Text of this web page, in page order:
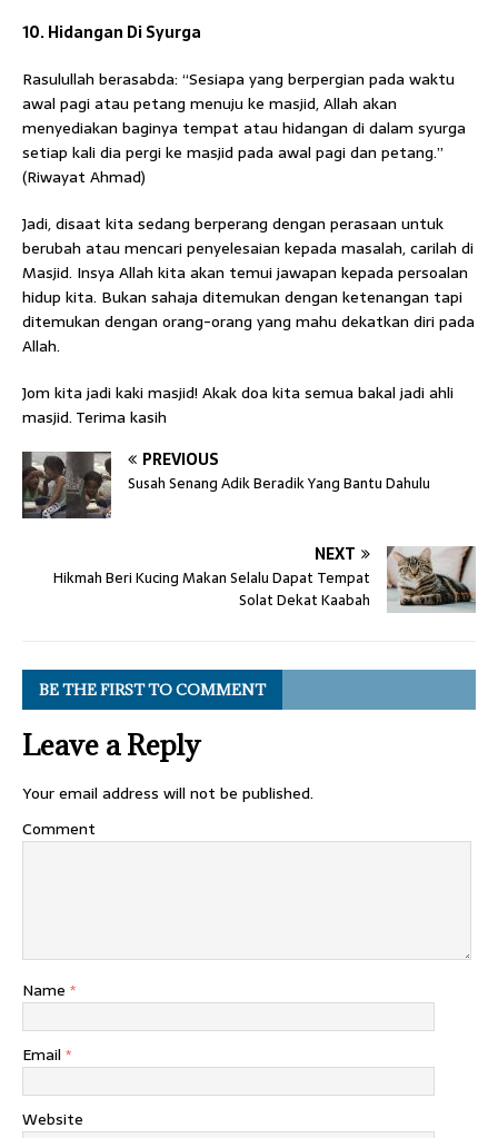
10. Hidangan Di Syurga
Rasulullah berasabda: “Sesiapa yang berpergian pada waktu
awal pagi atau petang menuju ke masjid, Allah akan
menyediakan baginya tempat atau hidangan di dalam syurga
setiap kali dia pergi ke masjid pada awal pagi dan petang.”
(Riwayat Ahmad)
Jadi, disaat kita sedang berperang dengan perasaan untuk
berubah atau mencari penyelesaian kepada masalah, carilah di
Masjid. Insya Allah kita akan temui jawapan kepada persoalan
hidup kita. Bukan sahaja ditemukan dengan ketenangan tapi
ditemukan dengan orang-orang yang mahu dekatkan diri pada
Allah.
Jom kita jadi kaki masjid! Akak doa kita semua bakal jadi ahli
masjid. Terima kasih
PREVIOUS
Susah Senang Adik Beradik Yang Bantu Dahulu
NEXT
Hikmah Beri Kucing Makan Selalu Dapat Tempat
Solat Dekat Kaabah
BE THE FIRST TO COMMENT
Leave a Reply
Your email address will not be published.
Comment
Name *
Email *
Website